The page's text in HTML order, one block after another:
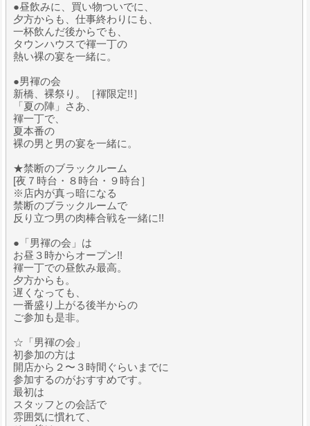
●昼飲みに、買い物ついでに、
夕方からも、仕事終わりにも、
一杯飲んだ後からでも、
タウンハウスで褌一丁の
熱い裸の宴を一緒に。
●男褌の会
新橋、裸祭り。［褌限定!!］
「夏の陣」さあ、
褌一丁で、
夏本番の
裸の男と男の宴を一緒に。
★禁断のブラックルーム
[夜７時台・８時台・９時台］
※店内が真っ暗になる
禁断のブラックルームで
反り立つ男の肉棒合戦を一緒に!!
●「男褌の会」は
お昼３時からオープン!!
褌一丁での昼飲み最高。
夕方からも。
遅くなっても、
一番盛り上がる後半からの
ご参加も是非。
☆「男褌の会」
初参加の方は
開店から２〜３時間ぐらいまでに
参加するのがおすすめです。
最初は
スタッフとの会話で
雰囲気に慣れて、